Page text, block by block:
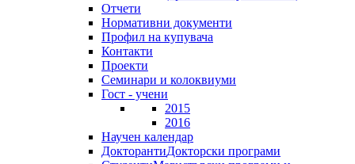
Отчети
Нормативни документи
Профил на купувача
Контакти
Проекти
Семинари и колоквиуми
Гост - учени
2015
2016
Научен календар
ДокторантиДокторски програми